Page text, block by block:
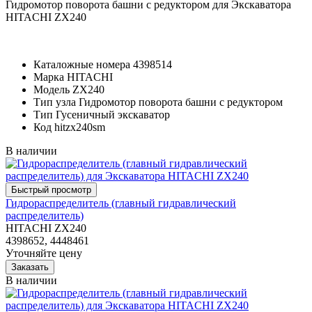
Гидромотор поворота башни с редуктором для Экскаватора
HITACHI ZX240
Каталожные номера 4398514
Марка HITACHI
Модель ZX240
Тип узла Гидромотор поворота башни с редуктором
Тип Гусеничный экскаватор
Код hitzx240sm
В наличии
Гидрораспределитель (главный гидравлический
распределитель)
HITACHI ZX240
4398652, 4448461
Уточняйте цену
В наличии